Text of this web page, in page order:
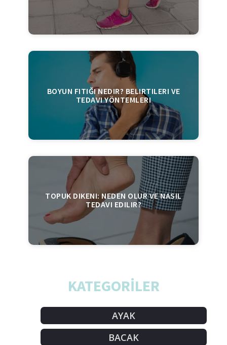
BOYUN FITIĞI NEDIR? BELIRTILERI VE
TEDAVI YÖNTEMLERI
TOPUK DIKENI: NEDEN OLUR VE NASIL
TEDAVI EDILIR?
KATEGORİLER
AYAK
BACAK